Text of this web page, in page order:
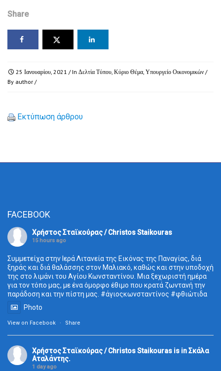
Share
25 Ιανουαρίου, 2021 / In Δελτία Τύπου, Κύριο Θέμα, Υπουργείο Οικονομικών /
By author /
Εκτύπωση άρθρου
FACEBOOK
Χρήστος Σταϊκούρας / Christos Staikouras
15 hours ago
Συμμετείχα στην Ιερά Λιτανεία της Εικόνας της Παναγίας, διά
ξηράς και διά θαλάσσης στον Μαλιακό, καθώς και στην υποδοχή
της στο λιμάνι του Αγίου Κωνσταντίνου. Μια ξεχωριστή ημέρα
για τον τόπο μας, με ένα όμορφο έθιμο που κρατά ζωντανή την
παράδοση και την πίστη μας. #άγιοςκωνσταντίνος #φθιώτιδα
Photo
View on Facebook · Share
Χρήστος Σταϊκούρας / Christos Staikouras is in Σκάλα
Aταλάντης.
1 day ago